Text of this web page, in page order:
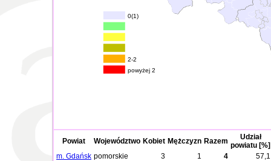
0(1)
2-2
powyżej 2
Powiat Województwo Kobiet Mężczyzn Razem
Udział
powiatu [%]
m. Gdańsk pomorskie 3 1 4
57,1